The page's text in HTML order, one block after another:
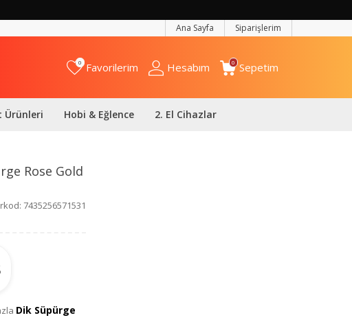
Ana Sayfa Siparişlerim
0 Favorilerim Hesabım 0 Sepetim
Ürünleri Hobi & Eğlence 2. El Cihazlar
Rose Gold
7435256571531
Dik Süpürge